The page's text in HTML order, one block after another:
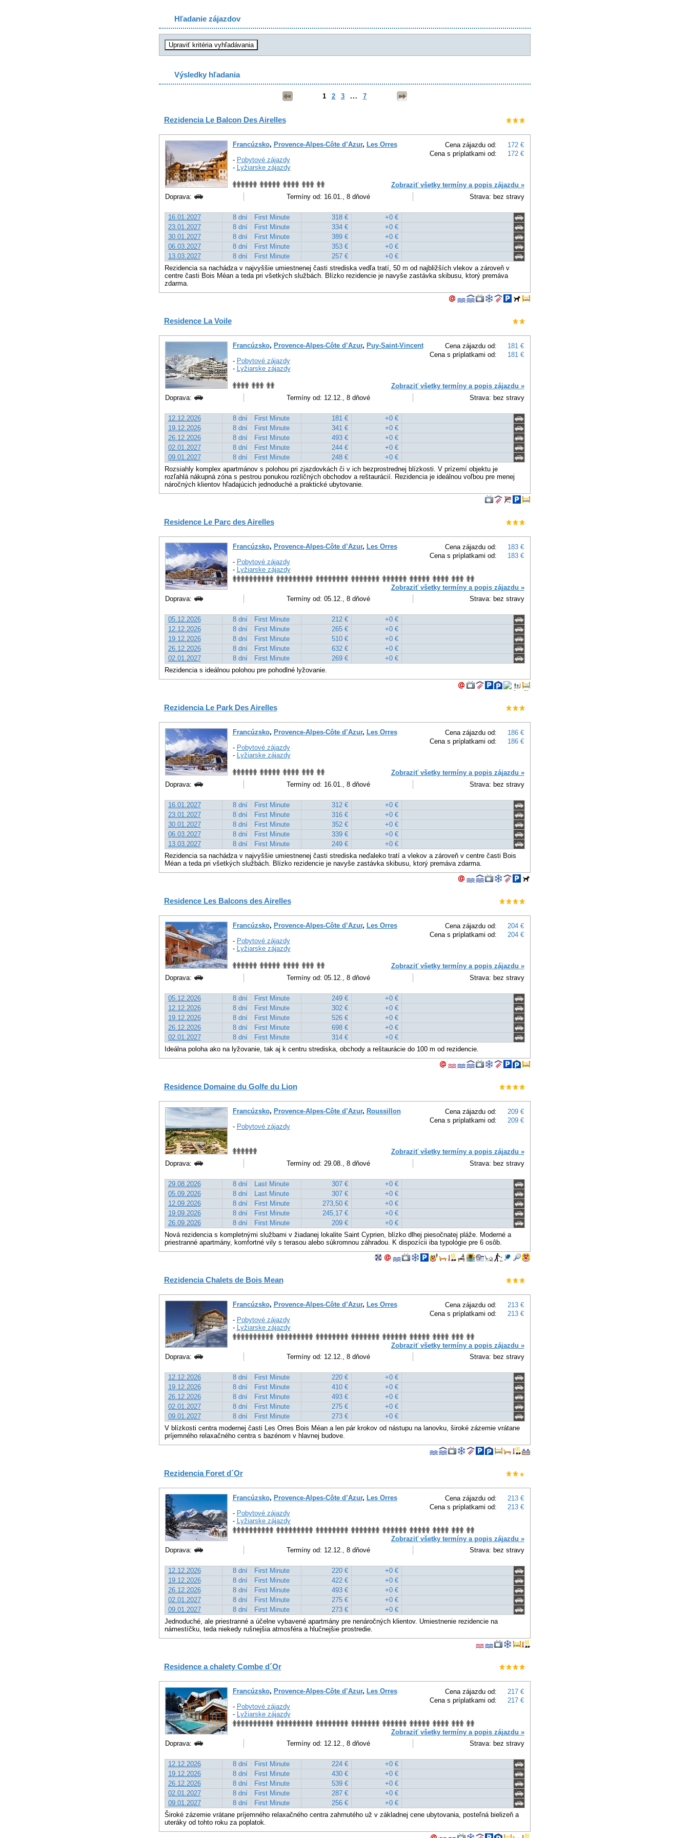
Hľadanie zájazdov
Výsledky hľadania
1 2 3 ... 7
Rezidencia Le Balcon Des Airelles
Cena zájazdu od:
172 €
Cena s príplatkami od:
172 €
Francúzsko, Provence-Alpes-Côte d’Azur, Les Orres
- Pobytové zájazdy
- Lyžiarske zájazdy
Zobraziť všetky termíny a popis zájazdu »
Doprava:
Termíny od: 16.01., 8 dňové Strava: bez stravy
16.01.2027 8 dní First Minute 318 €
+0 €
23.01.2027
8 dní First Minute 334 €
+0 €
30.01.2027
8 dní First Minute 389 €
+0 €
06.03.2027
8 dní First Minute 353 €
+0 €
13.03.2027
8 dní First Minute 257 €
+0 €
Rezidencia sa nachádza v najvyššie umiestnenej časti strediska vedľa tratí, 50 m od najbližších vlekov a zároveň v
centre časti Bois Méan a teda pri všetkých službách. Blízko rezidencie je navyše zastávka skibusu, ktorý premáva
zdarma.
Residence La Voile
Cena zájazdu od:
181 €
Cena s príplatkami od:
181 €
Francúzsko, Provence-Alpes-Côte d’Azur, Puy-Saint-Vincent
- Pobytové zájazdy
- Lyžiarske zájazdy
Zobraziť všetky termíny a popis zájazdu »
Doprava:
Termíny od: 12.12., 8 dňové Strava: bez stravy
12.12.2026 8 dní First Minute 181 €
+0 €
19.12.2026
8 dní First Minute 341 €
+0 €
26.12.2026
8 dní First Minute 493 €
+0 €
02.01.2027
8 dní First Minute 244 €
+0 €
09.01.2027
8 dní First Minute 248 €
+0 €
Rozsiahly komplex apartmánov s polohou pri zjazdovkách či v ich bezprostrednej blízkosti. V prízemí objektu je
rozľahlá nákupná zóna s pestrou ponukou rozličných obchodov a reštaurácií. Rezidencia je ideálnou voľbou pre menej
náročných klientov hľadajúcich jednoduché a praktické ubytovanie.
Residence Le Parc des Airelles
Cena zájazdu od:
183 €
Cena s príplatkami od:
183 €
Francúzsko, Provence-Alpes-Côte d’Azur, Les Orres
- Pobytové zájazdy
- Lyžiarske zájazdy
Zobraziť všetky termíny a popis zájazdu »
Doprava:
Termíny od: 05.12., 8 dňové Strava: bez stravy
05.12.2026 8 dní First Minute 212 €
+0 €
12.12.2026
8 dní First Minute 265 €
+0 €
19.12.2026
8 dní First Minute 510 €
+0 €
26.12.2026
8 dní First Minute 632 €
+0 €
02.01.2027
8 dní First Minute 269 €
+0 €
Rezidencia s ideálnou polohou pre pohodlné lyžovanie.
Rezidencia Le Park Des Airelles
Cena zájazdu od:
186 €
Cena s príplatkami od:
186 €
Francúzsko, Provence-Alpes-Côte d’Azur, Les Orres
- Pobytové zájazdy
- Lyžiarske zájazdy
Zobraziť všetky termíny a popis zájazdu »
Doprava:
Termíny od: 16.01., 8 dňové Strava: bez stravy
16.01.2027 8 dní First Minute 312 €
+0 €
23.01.2027
8 dní First Minute 316 €
+0 €
30.01.2027
8 dní First Minute 352 €
+0 €
06.03.2027
8 dní First Minute 339 €
+0 €
13.03.2027
8 dní First Minute 249 €
+0 €
Rezidencia sa nachádza v najvyššie umiestnenej časti strediska neďaleko tratí a vlekov a zároveň v centre časti Bois
Méan a teda pri všetkých službách. Blízko rezidencie je navyše zastávka skibusu, ktorý premáva zdarma.
Residence Les Balcons des Airelles
Cena zájazdu od:
204 €
Cena s príplatkami od:
204 €
Francúzsko, Provence-Alpes-Côte d’Azur, Les Orres
- Pobytové zájazdy
- Lyžiarske zájazdy
Zobraziť všetky termíny a popis zájazdu »
Doprava:
Termíny od: 05.12., 8 dňové Strava: bez stravy
05.12.2026 8 dní First Minute 249 €
+0 €
12.12.2026
8 dní First Minute 302 €
+0 €
19.12.2026
8 dní First Minute 526 €
+0 €
26.12.2026
8 dní First Minute 698 €
+0 €
02.01.2027
8 dní First Minute 314 €
+0 €
Ideálna poloha ako na lyžovanie, tak aj k centru strediska, obchody a reštaurácie do 100 m od rezidencie.
Residence Domaine du Golfe du Lion
Cena zájazdu od:
209 €
Cena s príplatkami od:
209 €
Francúzsko, Provence-Alpes-Côte d’Azur, Roussillon
- Pobytové zájazdy
Zobraziť všetky termíny a popis zájazdu »
Doprava:
Termíny od: 29.08., 8 dňové Strava: bez stravy
29.08.2026 8 dní Last Minute 307 €
+0 €
05.09.2026
8 dní Last Minute 307 €
+0 €
12.09.2026
8 dní First Minute 273,50 €
+0 €
19.09.2026
8 dní First Minute 245,17 €
+0 €
26.09.2026
8 dní First Minute 209 €
+0 €
Nová rezidencia s kompletnými službami v žiadanej lokalite Saint Cyprien, blízko dlhej piesočnatej pláže. Moderné a
priestranné apartmány, komfortné vily s terasou alebo súkromnou záhradou. K dispozícii iba typológie pre 6 osôb.
Rezidencia Chalets de Bois Mean
Cena zájazdu od:
213 €
Cena s príplatkami od:
213 €
Francúzsko, Provence-Alpes-Côte d’Azur, Les Orres
- Pobytové zájazdy
- Lyžiarske zájazdy
Zobraziť všetky termíny a popis zájazdu »
Doprava:
Termíny od: 12.12., 8 dňové Strava: bez stravy
12.12.2026 8 dní First Minute 220 €
+0 €
19.12.2026
8 dní First Minute 410 €
+0 €
26.12.2026
8 dní First Minute 493 €
+0 €
02.01.2027
8 dní First Minute 275 €
+0 €
09.01.2027
8 dní First Minute 273 €
+0 €
V blízkosti centra modernej časti Les Orres Bois Méan a len pár krokov od nástupu na lanovku, široké zázemie vrátane
príjemného relaxačného centra s bazénom v hlavnej budove.
Rezidencia Foret d´Or
Cena zájazdu od:
213 €
Cena s príplatkami od:
213 €
Francúzsko, Provence-Alpes-Côte d’Azur, Les Orres
- Pobytové zájazdy
- Lyžiarske zájazdy
Zobraziť všetky termíny a popis zájazdu »
Doprava:
Termíny od: 12.12., 8 dňové Strava: bez stravy
12.12.2026 8 dní First Minute 220 €
+0 €
19.12.2026
8 dní First Minute 422 €
+0 €
26.12.2026
8 dní First Minute 493 €
+0 €
02.01.2027
8 dní First Minute 275 €
+0 €
09.01.2027
8 dní First Minute 273 €
+0 €
Jednoduché, ale priestranné a účelne vybavené apartmány pre nenáročných klientov. Umiestnenie rezidencie na
námestíčku, teda niekedy rušnejšia atmosféra a hlučnejšie prostredie.
Residence a chalety Combe d´Or
Cena zájazdu od:
217 €
Cena s príplatkami od:
217 €
Francúzsko, Provence-Alpes-Côte d’Azur, Les Orres
- Pobytové zájazdy
- Lyžiarske zájazdy
Zobraziť všetky termíny a popis zájazdu »
Doprava:
Termíny od: 12.12., 8 dňové Strava: bez stravy
12.12.2026 8 dní First Minute 224 €
+0 €
19.12.2026
8 dní First Minute 430 €
+0 €
26.12.2026
8 dní First Minute 539 €
+0 €
02.01.2027
8 dní First Minute 287 €
+0 €
09.01.2027
8 dní First Minute 256 €
+0 €
Široké zázemie vrátane príjemného relaxačného centra zahrnutého už v základnej cene ubytovania, posteľná bielizeň a
uteráky od tohto roku za poplatok.